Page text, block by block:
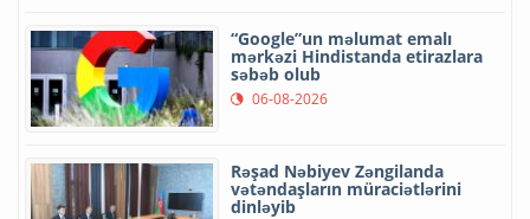
“Google”un məlumat emalı
mərkəzi Hindistanda etirazlara
səbəb olub
06-08-2026
Rəşad Nəbiyev Zəngilanda
vətəndaşların müraciətlərini
dinləyib